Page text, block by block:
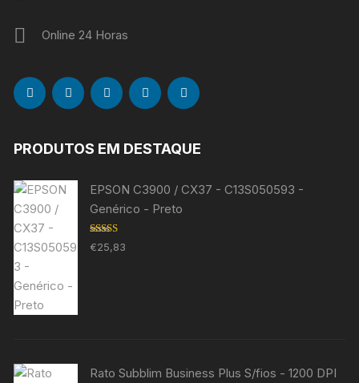
Online 24 Horas
PRODUTOS EM DESTAQUE
EPSON C3900 / CX37 - C13S050593 -
Genérico - Preto
Avaliação
5.00de 5
€25,83
Rato Subblim Business Plus S/fios - 1200 DPI